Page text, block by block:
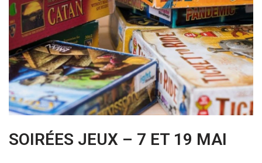
SOIRÉES JEUX – 7 ET 19 MAI